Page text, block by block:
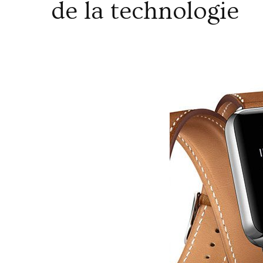
de la technologie